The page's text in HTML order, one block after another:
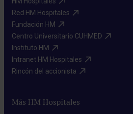
Red HM Hospitales​
Fundación HM​
Centro Universitario CUHMED​
Instituto HM​
Intranet HM Hospitales​
Rincón del accionista​
Más HM Hospitales